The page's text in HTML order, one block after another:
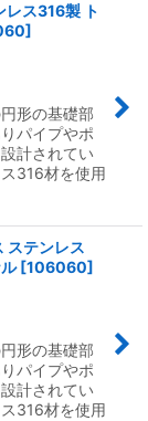
レス316製 ト
]
形の基礎部
パイプやポ
計されてい
316材を使用
ステンレス
[106060]
形の基礎部
パイプやポ
計されてい
316材を使用